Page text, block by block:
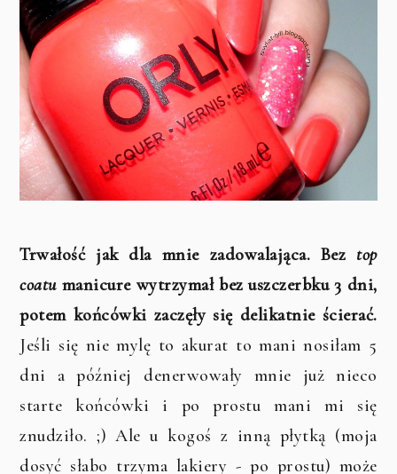
Trwałość jak dla mnie zadowalająca. Bez top
coatumanicure wytrzymał bez uszczerbku 3 dni,
potem końcówki zaczęły się delikatnie ścierać.
Jeśli się nie mylę to akurat to mani nosiłam 5
dni a później denerwowały mnie już nieco
starte końcówki i po prostu mani mi się
znudziło. ;) Ale u kogoś z inną płytką (moja
dosyć słabo trzyma lakiery - po prostu) może